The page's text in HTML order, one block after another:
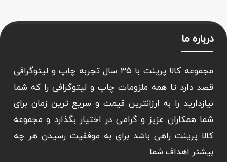
درباره ما
مجموعه کالا پرینت با ۳۵ سال تجربه چاپ و لیتوگرافی
قصد دارد تا همه ملزومات چاپ و لیتوگرافی را که شما
نیازدارید را به ارزانترین قیمت و سریع ترین زمان برای
شما همکاران عزیز و گرامی در اختیار بگذارد و مجموعه
کالا پرینت راهی باشد برای به موفقیت رسیدن هر چه
بیشتر اهداف شما.